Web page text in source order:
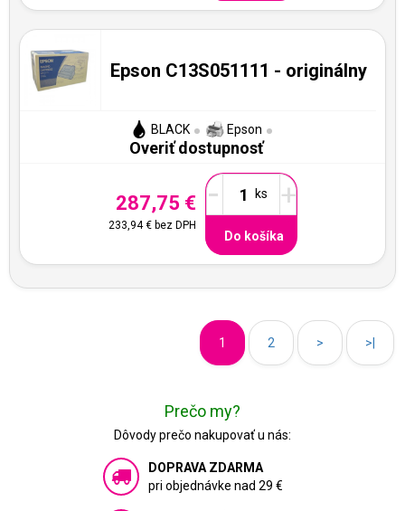
Epson C13S051111 - originálny
BLACK Epson
Overiť dostupnosť
287,75 €
233,94 €bez DPH
- +
Do košíka
1 2 > >|
Prečo my?
Dôvody prečo nakupovať u nás:
DOPRAVA ZDARMA
pri objednávke nad 29 €